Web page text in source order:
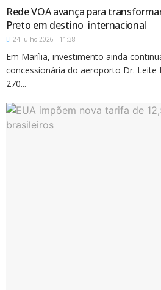
Rede VOA avança para
Preto em destino internacional
24 julho 2026 - 11:38
Em Marília, investimento ainda
concessionária do aeroporto Dr. Leite
270...